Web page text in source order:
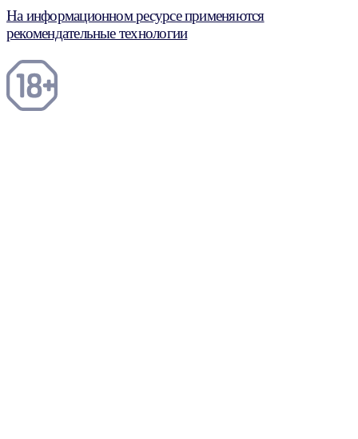
На информационном ресурсе применяются
рекомендательные технологии